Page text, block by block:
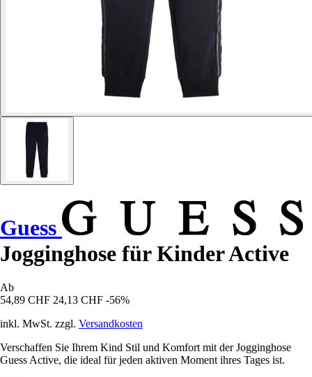
Guess
Jogginghose für Kinder Active
Ab
54,89 CHF 24,13 CHF -56%
inkl. MwSt. zzgl. Versandkosten
Verschaffen Sie Ihrem Kind Stil und Komfort mit der Jogginghose
Guess Active, die ideal für jeden aktiven Moment ihres Tages ist.